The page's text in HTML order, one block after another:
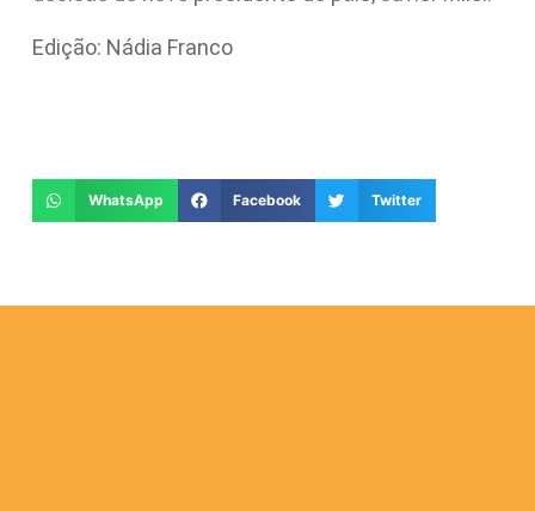
Edição: Nádia Franco
WhatsApp Facebook Twitter